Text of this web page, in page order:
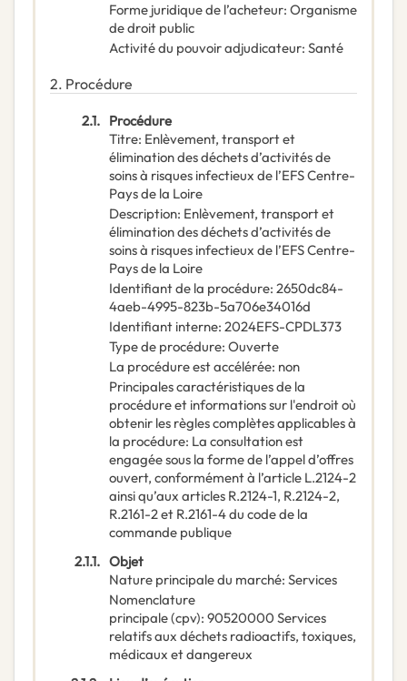
Forme juridique de l’acheteur: Organisme
de droit public
Activité du pouvoir adjudicateur: Santé
2. Procédure
2.1. Procédure
Titre: Enlèvement, transport et
élimination des déchets d’activités de
soins à risques infectieux de l’EFS Centre-
Pays de la Loire
Description: Enlèvement, transport et
élimination des déchets d’activités de
soins à risques infectieux de l’EFS Centre-
Pays de la Loire
Identifiant de la procédure: 2650dc84-
4aeb-4995-823b-5a706e34016d
Identifiant interne: 2024EFS-CPDL373
Type de procédure: Ouverte
La procédure est accélérée: non
Principales caractéristiques de la
procédure et informations sur l'endroit où
obtenir les règles complètes applicables à
la procédure: La consultation est
engagée sous la forme de l’appel d’offres
ouvert, conformément à l’article L.2124-2
ainsi qu’aux articles R.2124-1, R.2124-2,
R.2161-2 et R.2161-4 du code de la
commande publique
2.1.1. Objet
Nature principale du marché: Services
Nomenclature
principale(cpv): 90520000 Services
relatifs aux déchets radioactifs, toxiques,
médicaux et dangereux